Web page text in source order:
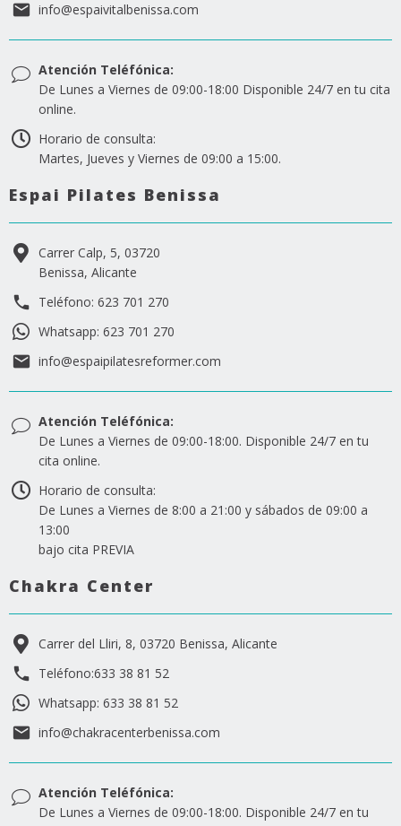
info@espaivitalbenissa.com
Atención Teléfónica:
De Lunes a Viernes de 09:00-18:00 Disponible 24/7 en tu cita
online.
Horario de consulta:
Martes, Jueves y Viernes de 09:00 a 15:00.
Espai Pilates Benissa
Carrer Calp, 5, 03720
Benissa, Alicante
Teléfono: 623 701 270
Whatsapp: 623 701 270
info@espaipilatesreformer.com
Atención Teléfónica:
De Lunes a Viernes de 09:00-18:00. Disponible 24/7 en tu
cita online.
Horario de consulta:
De Lunes a Viernes de 8:00 a 21:00 y sábados de 09:00 a
13:00
bajo cita PREVIA
Chakra Center
Carrer del Lliri, 8, 03720 Benissa, Alicante
Teléfono:633 38 81 52
Whatsapp: 633 38 81 52
info@chakracenterbenissa.com
Atención Teléfónica:
De Lunes a Viernes de 09:00-18:00. Disponible 24/7 en tu